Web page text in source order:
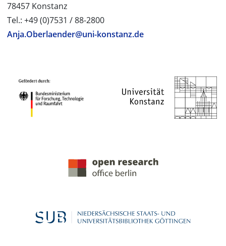
78457 Konstanz
Tel.: +49 (0)7531 / 88-2800
Anja.Oberlaender@uni-konstanz.de